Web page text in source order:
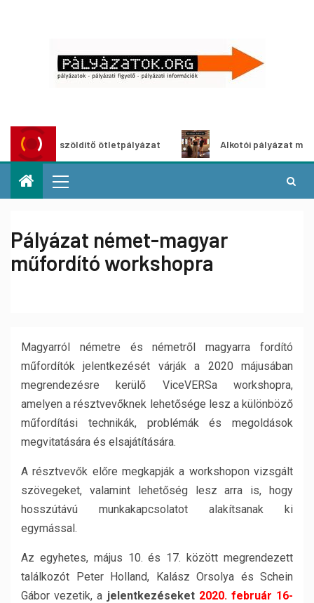
Városzöldítő ötletpályázat Alkotói pályázat
Pályázat német-magyar
műfordító workshopra
Magyarról németre és németről magyarra fordító
műfordítók jelentkezését várják a 2020 májusában
megrendezésre kerülő ViceVERSa workshopra,
amelyen a résztvevőknek lehetősége lesz a különböző
műfordítási technikák, problémák és megoldások
megvitatására és elsajátítására.
A résztvevők előre megkapják a workshopon vizsgált
szövegeket, valamint lehetőség lesz arra is, hogy
hosszútávú munkakapcsolatot alakítsanak ki
egymással.
Az egyhetes, május 10. és 17. között megrendezett
találkozót Peter Holland, Kalász Orsolya és Schein
Gábor vezetik, a jelentkezéseket 2020. február 16-